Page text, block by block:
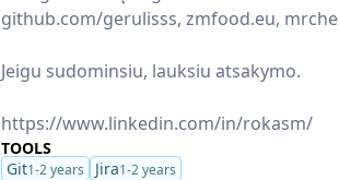
github.com/gerulisss, zmfood.eu,
Jeigu sudominsiu, lauksiu atsakymo.
https://www.linkedin.com/in/rokasm/
TOOLS
Git1-2 years Jira1-2 years